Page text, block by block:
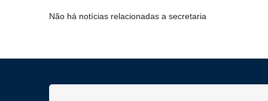
Não há notícias relacionadas a secretaria